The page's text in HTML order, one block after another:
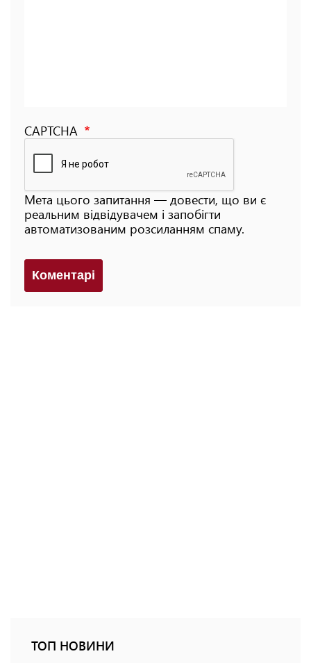
CAPTCHA
Мета цього запитання — довести, що ви є
реальним відвідувачем і запобігти
автоматизованим розсиланням спаму.
Коментарi
ТОП НОВИНИ